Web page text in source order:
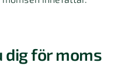
dig för moms